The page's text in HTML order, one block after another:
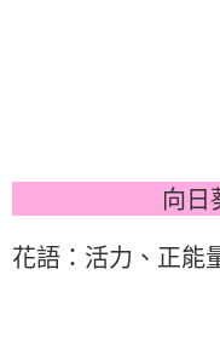
向日
花語：活力、正能